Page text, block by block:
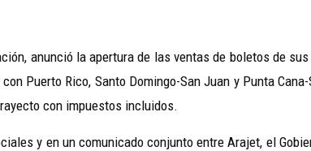
anunció la apertura de las ventas de boletos de
Puerto Rico, Santo Domingo-San Juan y Punta
con impuestos incluidos.
y en un comunicado conjunto entre Arajet, el